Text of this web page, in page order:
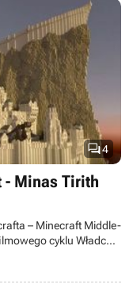
4
- Minas Tirith
– Minecraft Middle-
cyklu Władca
tracingu.